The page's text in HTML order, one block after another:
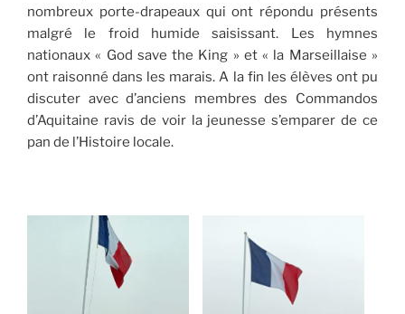
nombreux porte-drapeaux qui ont répondu présents
malgré le froid humide saisissant. Les hymnes
nationaux « God save the King » et « la Marseillaise »
ont raisonné dans les marais. A la fin les élèves ont pu
discuter avec d’anciens membres des Commandos
d’Aquitaine ravis de voir la jeunesse s’emparer de ce
pan de l’Histoire locale.